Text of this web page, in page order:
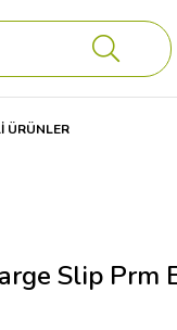
ÜRÜNLER
Slip Prm